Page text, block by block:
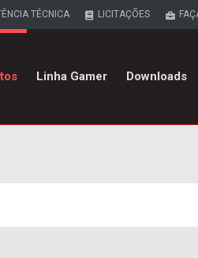
TÉCNICA LICITAÇÕES
Linha Gamer Downloads